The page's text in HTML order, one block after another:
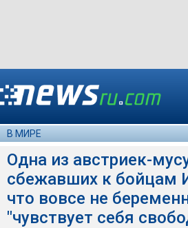
В МИРЕ
Одна из австриек-
сбежавших к бойцам
что вовсе не
"чувствует себя